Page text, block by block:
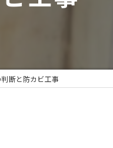
断と防カビ工事